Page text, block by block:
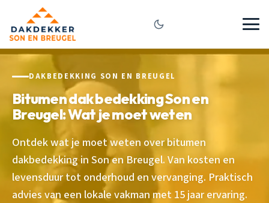
DAKBEDEKKING SON EN BREUGEL
Bitumen dak bedekking Son en
Breugel: Wat je moet weten
Ontdek wat je moet weten over bitumen
dakbedekking in Son en Breugel. Van kosten en
levensduur tot onderhoud en vervanging. Praktisch
advies van een lokale vakman met 15 jaar ervaring.